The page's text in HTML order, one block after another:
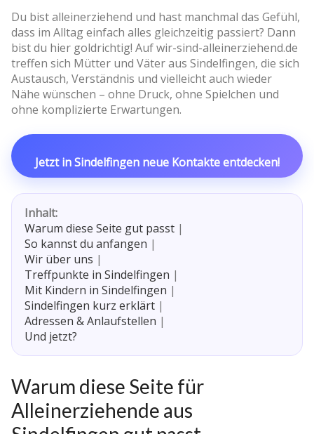
Du bist alleinerziehend und hast manchmal das Gefühl,
dass im Alltag einfach alles gleichzeitig passiert? Dann
bist du hier goldrichtig! Auf wir-sind-alleinerziehend.de
treffen sich Mütter und Väter aus Sindelfingen, die sich
Austausch, Verständnis und vielleicht auch wieder
Nähe wünschen – ohne Druck, ohne Spielchen und
ohne komplizierte Erwartungen.
Jetzt in Sindelfingen neue Kontakte entdecken!
Inhalt:
Warum diese Seite gut passt |
So kannst du anfangen |
Wir über uns |
Treffpunkte in Sindelfingen |
Mit Kindern in Sindelfingen |
Sindelfingen kurz erklärt |
Adressen & Anlaufstellen |
Und jetzt?
Warum diese Seite für
Alleinerziehende aus